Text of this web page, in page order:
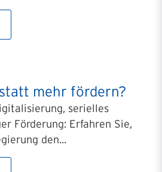
mehr fördern?
serielles
Förderung: Erfahren Sie,
den...